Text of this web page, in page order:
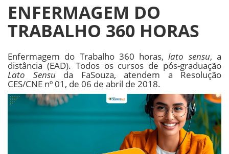
ENFERMAGEM DO
TRABALHO 360 HORAS
Enfermagem do Trabalho 360 horas,lato sensu, a
distância (EAD). Todos os cursos de pós-graduação
Lato Sensuda FaSouza, atendem a Resolução
CES/CNE nº 01, de 06 de abril de 2018.